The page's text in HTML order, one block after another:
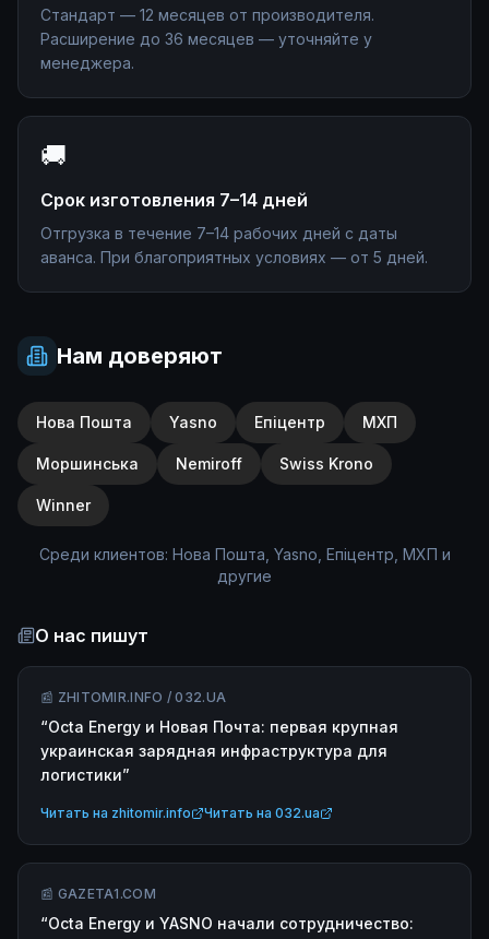
Стандарт — 12 месяцев от производителя.
Расширение до 36 месяцев — уточняйте у
менеджера.
🚚
Срок изготовления 7–14 дней
Отгрузка в течение 7–14 рабочих дней с даты
аванса. При благоприятных условиях — от 5 дней.
Нам доверяют
Нова Пошта Yasno Епіцентр МХП
Моршинська Nemiroff Swiss Krono
Winner
Среди клиентов: Нова Пошта, Yasno, Епіцентр, МХП и
другие
О нас пишут
📰 ZHITOMIR.INFO / 032.UA
“Octa Energy и Новая Почта: первая крупная
украинская зарядная инфраструктура для
логистики”
Читать на zhitomir.info Читать на 032.ua
📰 GAZETA1.COM
“Octa Energy и YASNO начали сотрудничество: